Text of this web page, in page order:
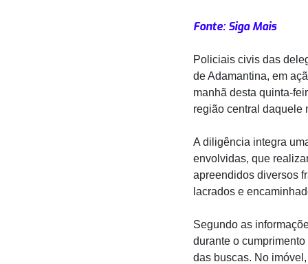
Fonte: Siga Mais
Policiais civis das
de Adamantina, em
manhã desta quinta-
região central daquele
A diligência integra
envolvidas, que
apreendidos diversos
lacrados e
Segundo as
durante o
das buscas. No